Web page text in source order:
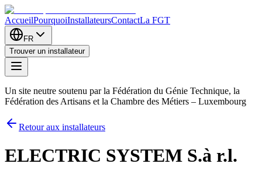
AccueilPourquoiInstallateursContactLa FGT
FR
Trouver un installateur
Un site neutre soutenu par la Fédération du Génie Technique, la
Fédération des Artisans et la Chambre des Métiers – Luxembourg
Retour aux installateurs
ELECTRIC SYSTEM S.à r.l.